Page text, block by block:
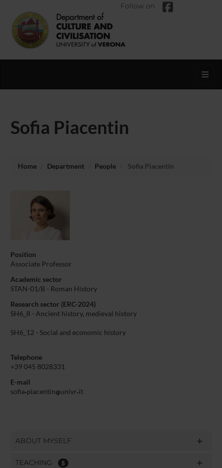
Follow on
Sofia Piacentin
Home Department People Sofia Piacentin
Position
Associate Professor
Academic sector
STAN-01/B - Roman History
Research sector (ERC-2024)
SH6_8 - Ancient history, medieval history
SH6_12 - Social and economic history
Telephone
+39 045 8028331
E-mail
sofia piacentin univr it
ABOUT MYSELF
TEACHING 5